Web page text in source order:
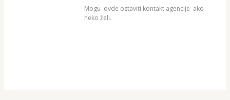
Mogu ovde ostaviti kontakt agencije ako
neko želi.